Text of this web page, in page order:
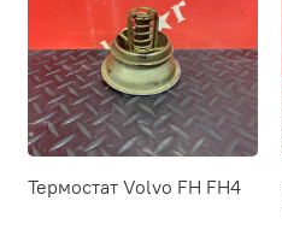
Термостат Volvo FH FH4